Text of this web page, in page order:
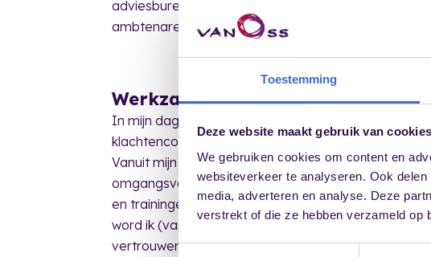
Toestemming
Deze website maakt gebruik van cookies
We gebruiken cookies om content en
websiteverkeer te analyseren. Ook
media, adverteren en analyse. Deze
verstrekt of die ze hebben verzameld op
adviesbureau te Almere. Mijn specialisaties zijn:
ambtenarenrecht, bestuursrecht en klachtrecht.
Werkzaamheden
In mijn dagelijkse praktijk treed ik op als adviseur,
klachtencommissie en als procesjurist. Bovendien
Vanuit mijn werk heb ik regelmatig te maken met
omgangsvormen in brede zin en alles wat daarmee
en trainingen en het optreden als voorzitter van
word ik (vanuit mijn bureau), regelmatig
vertrouwenspersonen getraind en door sommigen